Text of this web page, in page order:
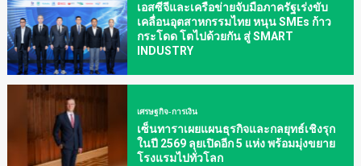
เอสซีจีและเครือข่ายจับมือภาครัฐเร่งขับ
เคลื่อนอุตสาหกรรมไทย หนุน SMEs ก้าว
กระโดด โตไปด้วยกัน สู่ SMART
INDUSTRY
เศรษฐกิจ-การเงิน
เซ็นทาราเผยแผนธุรกิจและกลยุทธ์เชิงรุก
ในปี 2569 ลุยเปิดอีก 5 แห่ง พร้อมมุ่งขยาย
โรงแรมไปทั่วโลก